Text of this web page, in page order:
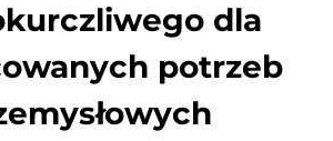
dla
potrzeb